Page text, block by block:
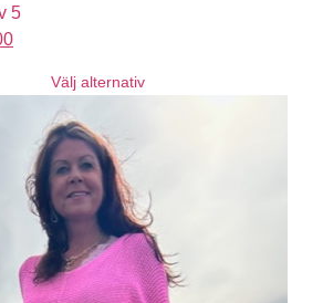
5
Välj alternativ